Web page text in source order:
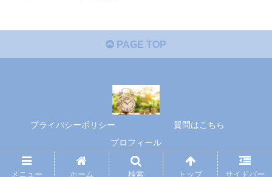
PAGE TOP
プライバシーポリシー
質問はこちら
プロフィール
© 2020 本心を育む.
メニュー ホーム 検索 トップ サイドバー